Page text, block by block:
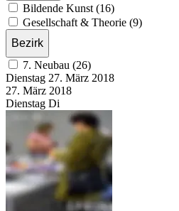
Bildende Kunst (16)
Gesellschaft & Theorie (9)
Bezirk
7. Neubau (26)
Dienstag 27. März 2018
27. März 2018
Dienstag Di